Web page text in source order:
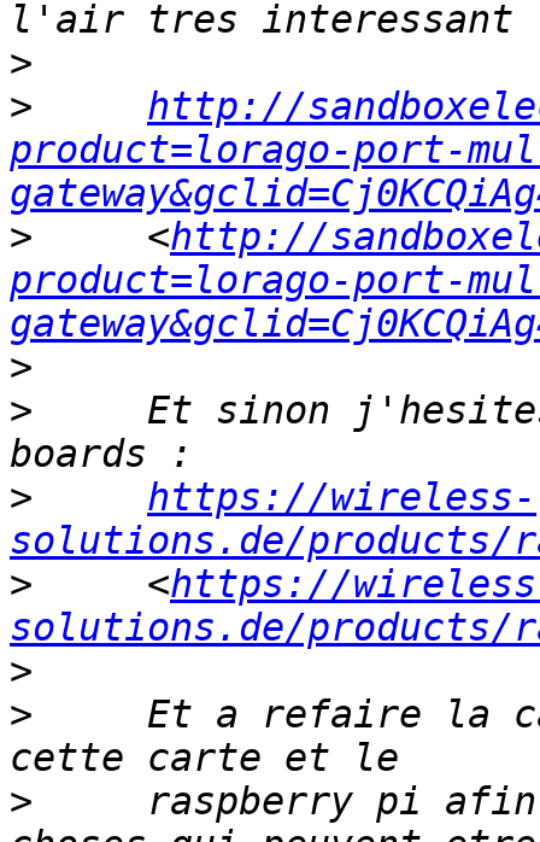
>
>
http://
product=lorago-port-
>
     <
http://
product=lorago-port-
>
>
Et sinon
>
https://wireless-
solutions.de/products/
>
     <
https://
solutions.de/products/
>
>
Et a refaire la
>
raspberry pi